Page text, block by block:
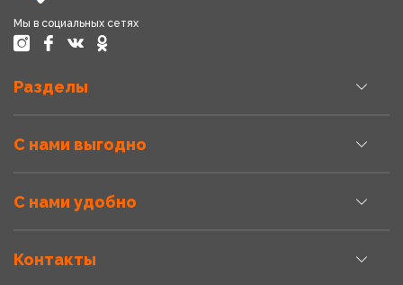
Мы в социальных сетях
Разделы
С нами выгодно
С нами удобно
Контакты